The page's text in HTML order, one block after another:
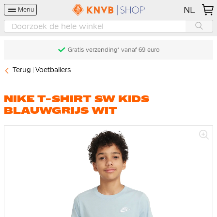
Menu NL
Gratis verzending* vanaf 69 euro
Terug Voetballers
NIKE T-SHIRT SW KIDS
BLAUWGRIJS WIT